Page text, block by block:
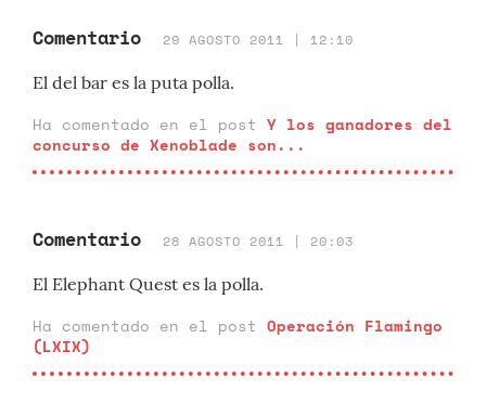
Comentario 29 AGOSTO 2011 | 12:10
El del bar es la puta polla.
Ha comentado en el post Y los ganadores del
concurso de Xenoblade son...
Comentario 28 AGOSTO 2011 | 20:03
El Elephant Quest es la polla.
Ha comentado en el post Operación Flamingo
(LXIX)